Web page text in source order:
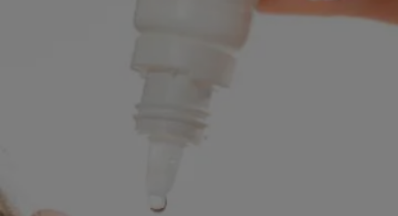
otológicas estão entre os tipos de medicamentos mais
tratamento ao lidar com uma ampla gama de problemas
relacionados às orelhas.